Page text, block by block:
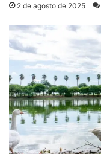
2 de agosto de 2025